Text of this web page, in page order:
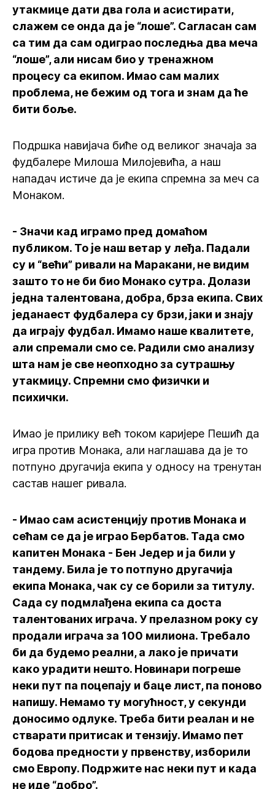
утакмице дати два гола и асистирати,
слажем се онда да је “лоше”. Сагласан сам
са тим да сам одиграо последња два меча
“лоше”, али нисам био у тренажном
процесу са екипом. Имао сам малих
проблема, не бежим од тога и знам да ће
бити боље.
Подршка навијача биће од великог значаја за
фудбалере Милоша Милојевића, а наш
нападач истиче да је екипа спремна за меч са
Монаком.
- Значи кад играмо пред домаћом
публиком. То је наш ветар у леђа. Падали
су и “већи” ривали на Маракани, не видим
зашто то не би био Монако сутра. Долази
једна талентована, добра, брза екипа. Свих
једанаест фудбалера су брзи, јаки и знају
да играју фудбал. Имамо наше квалитете,
али спремали смо се. Радили смо анализу
шта нам је све неопходно за сутрашњу
утакмицу. Спремни смо физички и
психички.
Имао је прилику већ током каријере Пешић да
игра против Монака, али наглашава да је то
потпуно другачија екипа у односу на тренутан
састав нашег ривала.
- Имао сам асистенцију против Монака и
сећам се да је играо Бербатов. Тада смо
капитен Монака - Бен Једер и ја били у
тандему. Била је то потпуно другачија
екипа Монака, чак су се борили за титулу.
Сада су подмлађена екипа са доста
талентованих играча. У прелазном року су
продали играча за 100 милиона. Требало
би да будемо реални, а лако је причати
како урадити нешто. Новинари погреше
неки пут па поцепају и баце лист, па поново
напишу. Немамо ту могућност, у секунди
доносимо одлуке. Треба бити реалан и не
стварати притисак и тензију. Имамо пет
бодова предности у првенству, изборили
смо Европу. Подржите нас неки пут и када
не иде “добро”.